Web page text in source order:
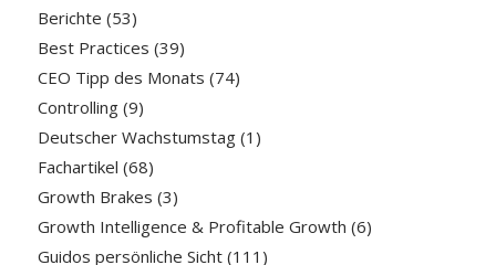
Berichte (53)
Best Practices (39)
CEO Tipp des Monats (74)
Controlling(9)
Deutscher Wachstumstag(1)
Fachartikel (68)
Growth Brakes (3)
Growth Intelligence & Profitable Growth (6)
Guidos persönliche Sicht(111)